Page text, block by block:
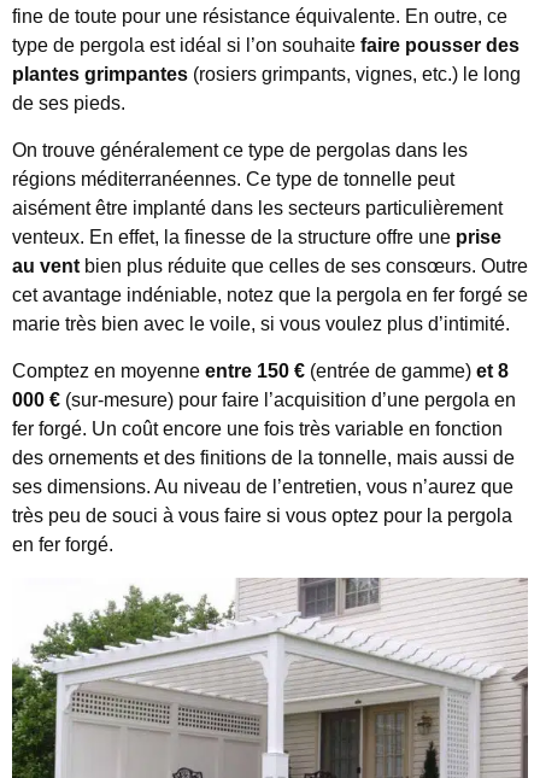
fine de toute pour une résistance équivalente. En outre, ce
type de pergola est idéal si l’on souhaite faire pousser des
plantes grimpantes (rosiers grimpants, vignes, etc.) le long
de ses pieds.
On trouve généralement ce type de pergolas dans les
régions méditerranéennes. Ce type de tonnelle peut
aisément être implanté dans les secteurs particulièrement
venteux. En effet, la finesse de la structure offre une prise
au ventbien plus réduite que celles de ses consœurs. Outre
cet avantage indéniable, notez que la pergola en fer forgé se
marie très bien avec le voile, si vous voulez plus d’intimité.
Comptez en moyenne entre 150 € (entrée de gamme) et 8
000 € (sur-mesure) pour faire l’acquisition d’une pergola en
fer forgé. Un coût encore une fois très variable en fonction
des ornements et des finitions de la tonnelle, mais aussi de
ses dimensions. Au niveau de l’entretien, vous n’aurez que
très peu de souci à vous faire si vous optez pour la pergola
en fer forgé.